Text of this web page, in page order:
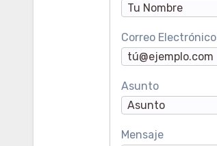
Correo Electrónico
Asunto
Mensaje